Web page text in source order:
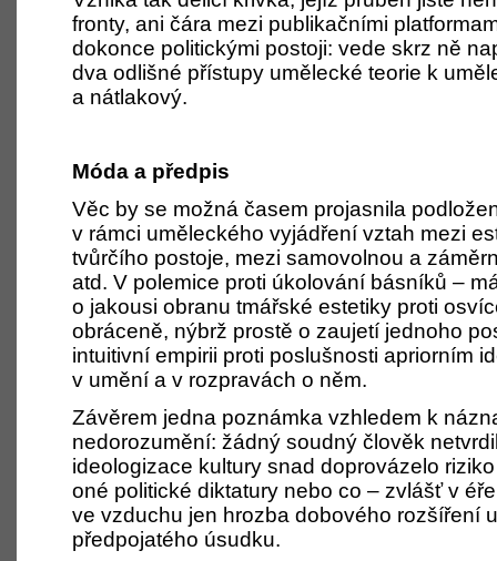
fronty, ani čára mezi publikačními
dokonce politickými postoji: vede skrz ně
dva odlišné přístupy umělecké teorie k
a nátlakový.
Móda a předpis
Věc by se možná časem projasnila
v rámci uměleckého vyjádření vztah mezi
tvůrčího postoje, mezi samovolnou a
atd. V polemice proti úkolování básníků –
o jakousi obranu tmářské estetiky proti
obráceně, nýbrž prostě o zaujetí jednoho
intuitivní empirii proti poslušnosti apriorním
v umění a v rozpravách o něm.
Závěrem jedna poznámka vzhledem k
nedorozumění: žádný soudný člověk
ideologizace kultury snad doprovázelo
oné politické diktatury nebo co – zvlášť v
ve vzduchu jen hrozba dobového rozšíření
předpojatého úsudku.